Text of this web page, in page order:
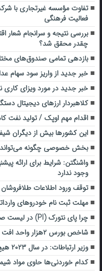
تفاوت مؤسسه غیرتجاری با
فعالیت فرهنگی
چقدر محقق شد؟
بازدهی تمامی صندوق‌های
خبر جدید از واریز سود
خبر جدید در مورد ویزای کاری
کلاهبردار ارزهای دیجیتال
اقدام مهم اوپک / تولید نفت
این کشورها بیش از دیگران
بخش خصوصی چگونه می‌تواند
واشنگتن: شرایط برای ارائه
وجود ندارد
توقف ورود اطلاعات
مهلت ثبت نام خودروهای
چرا پای نتورک (PI) در لیست صرافی‌های بزرگ نیست؟
شاخص بورس ۲هزار واحد افت کرد
وزیر ارتباطات: در سال ۲۰۲۳ هیچ قطعی سراسری اینترنت نداشتیم
کدام خوردنی‌ها حاوی مواد